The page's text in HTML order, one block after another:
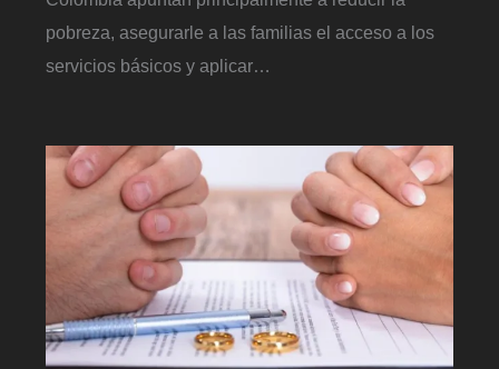
pobreza, asegurarle a las familias el acceso a los
servicios básicos y aplicar…